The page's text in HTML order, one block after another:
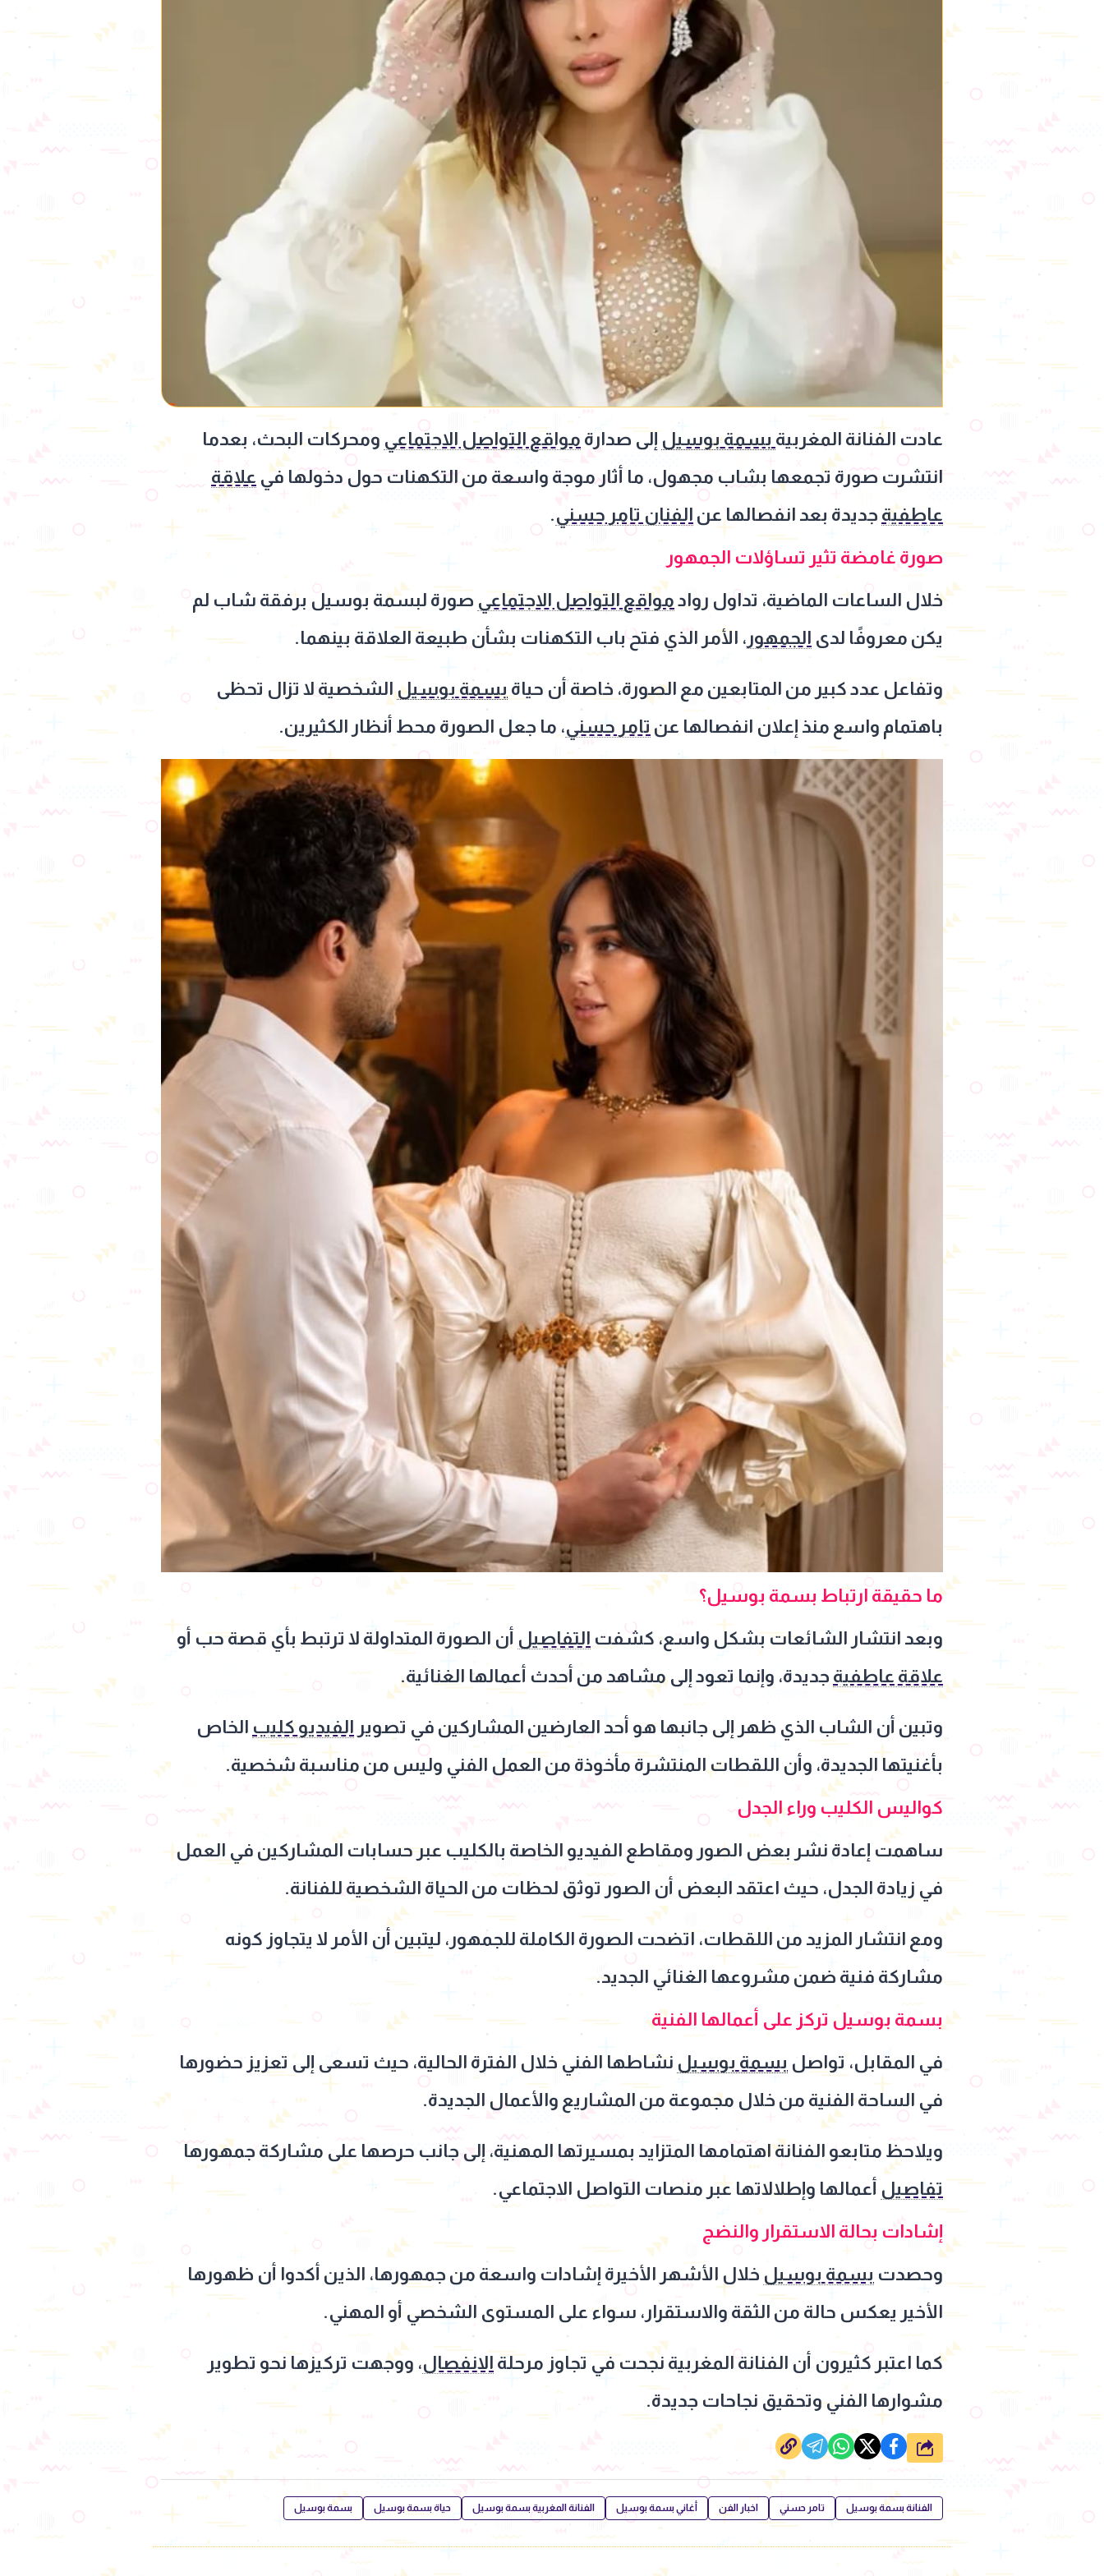
عادت الفنانة المغربية بسمة بوسيل إلى صدارة مواقع التواصل الاجتماعي ومحركات البحث، بعدما
انتشرت صورة تجمعها بشاب مجهول، ما أثار موجة واسعة من التكهنات حول دخولها في علاقة
عاطفية جديدة بعد انفصالها عن الفنان تامر حسني.
صورة غامضة تثير تساؤلات الجمهور
خلال الساعات الماضية، تداول رواد مواقع التواصل الاجتماعي صورة لبسمة بوسيل برفقة شاب لم
يكن معروفًا لدى الجمهور ، الأمر الذي فتح باب التكهنات بشأن طبيعة العلاقة بينهما.
وتفاعل عدد كبير من المتابعين مع الصورة، خاصة أن حياة بسمة بوسيلالشخصية لا تزال تحظى
باهتمام واسع منذ إعلان انفصالها عن تامر حسني، ما جعل الصورة محط أنظار الكثيرين.
ما حقيقة ارتباط بسمة بوسيل؟
وبعد انتشار الشائعات بشكل واسع، كشفت التفاصيل أن الصورة المتداولة لا ترتبط بأي قصة حب أو
علاقة عاطفية جديدة، وإنما تعود إلى مشاهد من أحدث أعمالها الغنائية.
وتبين أن الشاب الذي ظهر إلى جانبها هو أحد العارضين المشاركين في تصوير الفيديو كليب الخاص
بأغنيتها الجديدة، وأن اللقطات المنتشرة مأخوذة من العمل الفني وليس من مناسبة شخصية.
كواليس الكليب وراء الجدل
ساهمت إعادة نشر بعض الصور ومقاطع الفيديو الخاصة بالكليب عبر حسابات المشاركين في العمل
في زيادة الجدل، حيث اعتقد البعض أن الصور توثق لحظات من الحياة الشخصية للفنانة.
ومع انتشار المزيد من اللقطات، اتضحت الصورة الكاملة للجمهور، ليتبين أن الأمر لا يتجاوز كونه
مشاركة فنية ضمن مشروعها الغنائي الجديد.
بسمة بوسيل تركز على أعمالها الفنية
في المقابل، تواصل بسمة بوسيل نشاطها الفني خلال الفترة الحالية، حيث تسعى إلى تعزيز حضورها
في الساحة الفنية من خلال مجموعة من المشاريع والأعمال الجديدة.
ويلاحظ متابعو الفنانة اهتمامها المتزايد بمسيرتها المهنية، إلى جانب حرصها على مشاركة جمهورها
تفاصيل أعمالها وإطلالاتها عبر منصات التواصل الاجتماعي.
إشادات بحالة الاستقرار والنضج
وحصدت بسمة بوسيل خلال الأشهر الأخيرة إشادات واسعة من جمهورها، الذين أكدوا أن ظهورها
الأخير يعكس حالة من الثقة والاستقرار، سواء على المستوى الشخصي أو المهني.
كما اعتبر كثيرون أن الفنانة المغربية نجحت في تجاوز مرحلة الانفصال، ووجهت تركيزها نحو تطوير
مشوارها الفني وتحقيق نجاحات جديدة.
شارك
الفنانة بسمة بوسيل تامر حسني اخبار الفن أغاني بسمة بوسيل الفنانة المغربية بسمة بوسيل حياة بسمة بوسيل بسمة بوسيل